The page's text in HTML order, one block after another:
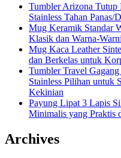
Tumbler Arizona
Stainless Tahan
Mug Keramik Standar
Klasik dan Warna-
Mug Kaca Leather
dan Berkelas untuk
Tumbler Travel
Stainless Pilihan untuk
Kekinian
Payung Lipat 3 Lapis
Minimalis yang Praktis
Archives